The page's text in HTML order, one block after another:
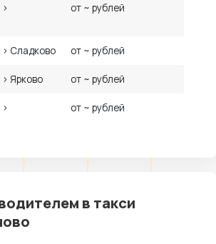
от ~ рублей
Сладково от ~ рублей
Ярково от ~ рублей
от ~ рублей
в такси